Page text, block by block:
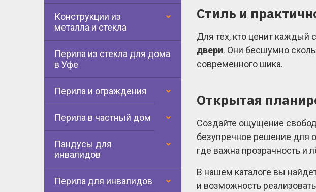
Конструкции из
металла и стекла
Перила из стекла для дома
в Уфе
Перила и ограждения
Перила в частный дом
Пандусы для
инвалидов
Перила для инвалидов
Стиль и
Для тех, кто ценит
двери. Они бесшумно
современного шика.
Открытая
Создайте ощущение
безупречное решение для
где важна прозрачность и
В нашем каталоге вы
и возможность